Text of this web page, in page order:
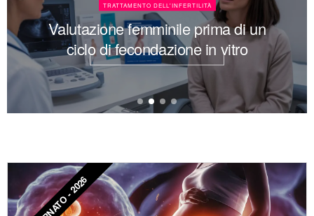
TRATTAMENTO DELL'INFERTILITÀ
Valutazione femminile prima di un
ciclo di fecondazione in vitro